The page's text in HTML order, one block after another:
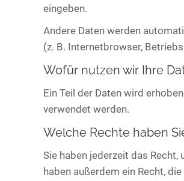
eingeben.
Andere Daten werden
(z. B. Internetbrowser,
Wofür nutzen wir Ihre
Ein Teil der Daten wird
verwendet werden.
Welche Rechte haben
Sie haben jederzeit das
haben außerdem ein Recht,